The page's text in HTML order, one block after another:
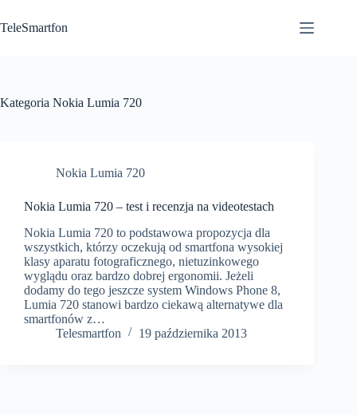
do
treści
TeleSmartfon
Kategoria Nokia Lumia 720
Nokia Lumia 720
Nokia Lumia 720 – test i recenzja na videotestach
Nokia Lumia 720 to podstawowa propozycja dla
wszystkich, którzy oczekują od smartfona wysokiej
klasy aparatu fotograficznego, nietuzinkowego
wyglądu oraz bardzo dobrej ergonomii. Jeżeli
dodamy do tego jeszcze system Windows Phone 8,
Lumia 720 stanowi bardzo ciekawą alternatywe dla
smartfonów z…
Telesmartfon
19 października 2013